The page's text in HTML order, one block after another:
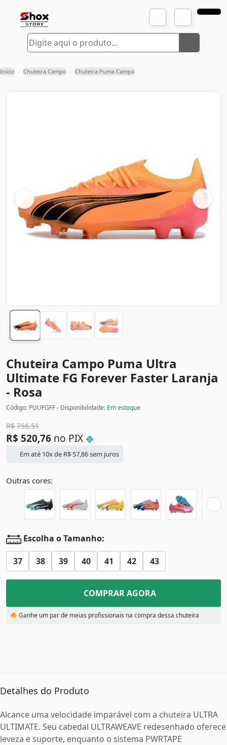
Início › Chuteira Campo › Chuteira Puma Campo
Chuteira Campo Puma Ultra
Ultimate FG Forever Faster Laranja
- Rosa
Código: PUUFGFF - Disponibilidade: Em estoque
R$756,51
R$ 520,76 no PIX
Em até 10x de R$ 57,86sem juros
Outras cores:
Escolha o Tamanho:
37 38 39 40 41 42 43
COMPRAR AGORA
Ganhe um par de meias profissionais na compra dessa chuteira
Detalhes do Produto
Alcance uma velocidade imparável com a chuteira ULTRA
ULTIMATE. Seu cabedal ULTRAWEAVE redesenhado oferece
leveza e suporte, enquanto o sistema PWRTAPE